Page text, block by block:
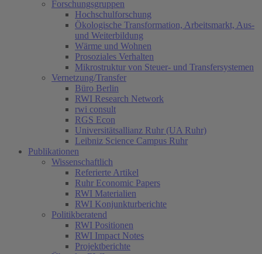
Forschungsgruppen
Hochschulforschung
Ökologische Transformation, Arbeitsmarkt, Aus-
und Weiterbildung
Wärme und Wohnen
Prosoziales Verhalten
Mikrostruktur von Steuer- und Transfersystemen
Vernetzung/Transfer
Büro Berlin
RWI Research Network
rwi consult
RGS Econ
Universitätsallianz Ruhr (UA Ruhr)
Leibniz Science Campus Ruhr
Publikationen
Wissenschaftlich
Referierte Artikel
Ruhr Economic Papers
RWI Materialien
RWI Konjunkturberichte
Politikberatend
RWI Positionen
RWI Impact Notes
Projektberichte